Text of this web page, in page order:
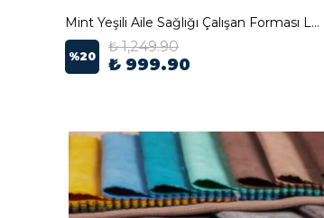
Mint Yeşili Aile Sağlığı Çalışan Forması Likralı Scrubs Alt - Erkek
%20
₺ 1,249.90
₺ 999.90